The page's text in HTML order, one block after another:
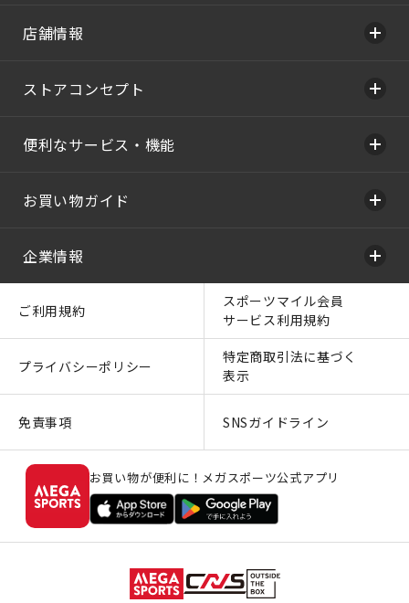
店舗情報
ストアコンセプト
便利なサービス・機能
お買い物ガイド
企業情報
ご利用規約
スポーツマイル会員
サービス利用規約
プライバシーポリシー
特定商取引法に基づく
表示
免責事項 SNSガイドライン
お買い物が便利に！メガスポーツ公式アプリ